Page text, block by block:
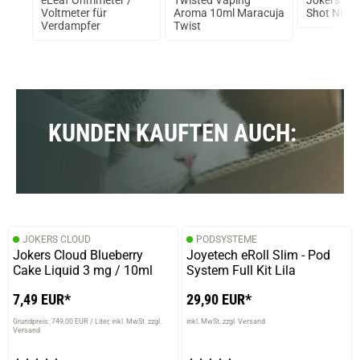
Doris S.
verifizierter Onlinekauf.
02.12.2017 — via Trustedshops.de
Doris S.
Perfekter Kaffeegeschmack von JC.
22.10.2017 — viaTrustedshops.de
Doris S.
verifizierter Onlinekauf.
Ich liebe dieses Kaffeearoma.
Voltmeter für
Verdampfer
Aroma 10ml Maracuja
Twist
Shot
KUNDEN KAUFTEN AUCH:
JOKERS CLOUD
Jokers Cloud Blueberry
Cake Liquid 3 mg / 10ml
7,49 EUR*
Grundpreis: 749,00 EUR / Liter inkl. MwSt. zzgl.
Versand
PODSYSTEME
Joyetech eRoll Slim - Pod
System Full Kit Lila
29,90 EUR*
inkl. MwSt. zzgl. Versand